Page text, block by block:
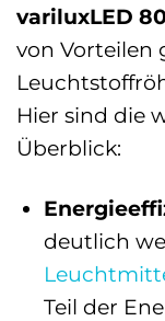
variluxLED
von Vorteilen
Hier sind die
Überblick:
deutlich
Teil der